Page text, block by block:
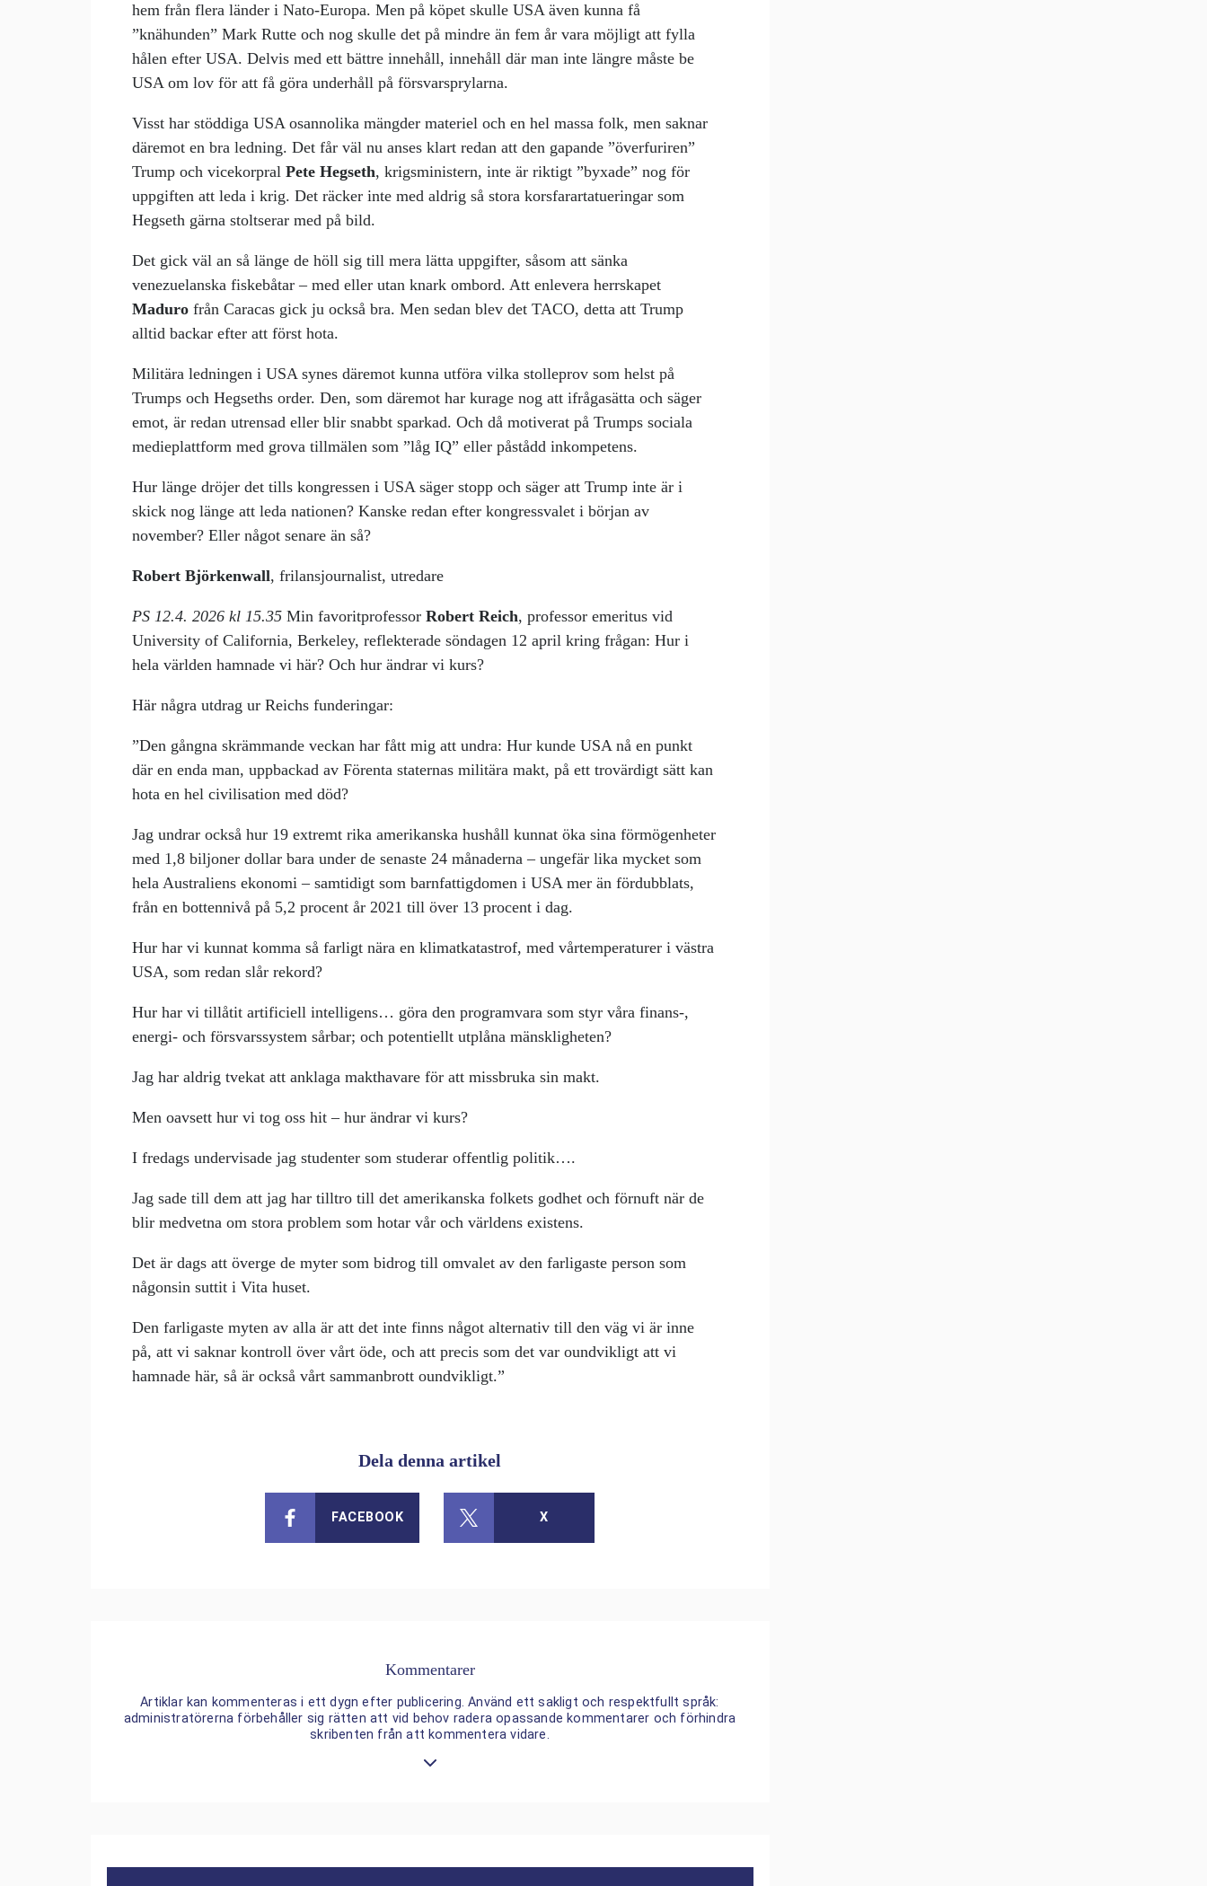
hem från flera länder i Nato-Europa. Men på köpet skulle USA även kunna få
”knähunden” Mark Rutte och nog skulle det på mindre än fem år vara möjligt att fylla
hålen efter USA. Delvis med ett bättre innehåll, innehåll där man inte längre måste be
USA om lov för att få göra underhåll på försvarsprylarna.
Visst har stöddiga USA osannolika mängder materiel och en hel massa folk, men saknar
däremot en bra ledning. Det får väl nu anses klart redan att den gapande ”överfuriren”
Trump och vicekorpralPete Hegseth, krigsministern, inte är riktigt ”byxade” nog för
uppgiften att leda i krig. Det räcker inte med aldrig så stora korsfarartatueringar som
Hegseth gärna stoltserar med på bild.
Det gick väl an så länge de höll sig till mera lätta uppgifter, såsom att sänka
venezuelanska fiskebåtar – med eller utan knark ombord. Att enlevera herrskapet
Maduro från Caracas gick ju också bra. Men sedan blev det TACO, detta att Trump
alltid backar efter att först hota.
Militära ledningen i USA synes däremot kunna utföra vilka stolleprov som helst på
Trumps och Hegseths order. Den, som däremot har kurage nog att ifrågasätta och säger
emot, är redan utrensad eller blir snabbt sparkad. Och då motiverat på Trumps sociala
medieplattform med grova tillmälen som ”låg IQ” eller påstådd inkompetens.
Hur länge dröjer det tills kongressen i USA säger stopp och säger att Trump inte är i
skick nog länge att leda nationen? Kanske redan efter kongressvalet i början av
november? Eller något senare än så?
Robert Björkenwall, frilansjournalist, utredare
PS 12.4. 2026 kl 15.35 Min favoritprofessorRobert Reich, professor emeritus vid
University of California, Berkeley, reflekterade söndagen 12 april kring frågan: Hur i
hela världen hamnade vi här? Och hur ändrar vi kurs?
Här några utdrag ur Reichs funderingar:
”Den gångna skrämmande veckan har fått mig att undra: Hur kunde USA nå en punkt
där en enda man, uppbackad av Förenta staternas militära makt, på ett trovärdigt sätt kan
hota en hel civilisation med död?
Jag undrar också hur 19 extremt rika amerikanska hushåll kunnat öka sina förmögenheter
med 1,8 biljoner dollar bara under de senaste 24 månaderna – ungefär lika mycket som
hela Australiens ekonomi – samtidigt som barnfattigdomen i USA mer än fördubblats,
från en bottennivå på 5,2 procent år 2021 till över 13 procent i dag.
Hur har vi kunnat komma så farligt nära en klimatkatastrof, med vårtemperaturer i västra
USA, som redan slår rekord?
Hur har vi tillåtit artificiell intelligens… göra den programvara som styr våra finans-,
energi- och försvarssystem sårbar; och potentiellt utplåna mänskligheten?
Jag har aldrig tvekat att anklaga makthavare för att missbruka sin makt.
Men oavsett hur vi tog oss hit – hur ändrar vi kurs?
I fredags undervisade jag studenter som studerar offentlig politik….
Jag sade till dem att jag har tilltro till det amerikanska folkets godhet och förnuft när de
blir medvetna om stora problem som hotar vår och världens existens.
Det är dags att överge de myter som bidrog till omvalet av den farligaste person som
någonsin suttit i Vita huset.
Den farligaste myten av alla är att det inte finns något alternativ till den väg vi är inne
på, att vi saknar kontroll över vårt öde, och att precis som det var oundvikligt att vi
hamnade här, så är också vårt sammanbrott oundvikligt.”
Dela denna artikel
FACEBOOK X
Kommentarer
Artiklar kan kommenteras i ett dygn efter publicering. Använd ett sakligt och respektfullt språk:
administratörerna förbehåller sig rätten att vid behov radera opassande kommentarer och förhindra
skribenten från att kommentera vidare.